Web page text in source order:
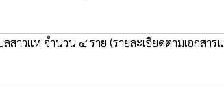
วแห จำนวน ๔ ราย (รายละเอียดตามเอกสารแ